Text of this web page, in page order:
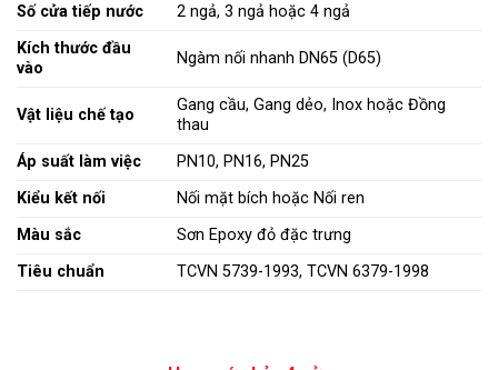
Số cửa tiếp nước
2 ngả, 3 ngả hoặc 4 ngả
Kích thước đầu
vào
Ngàm nối nhanh DN65 (D65)
Vật liệu chế tạo
Gang cầu, Gang dẻo, Inox hoặc Đồng
thau
Áp suất làm việc
PN10, PN16, PN25
Kiểu kết nối
Nối mặt bích hoặc Nối ren
Màu sắc
Sơn Epoxy đỏ đặc trưng
Tiêu chuẩn
TCVN 5739-1993, TCVN 6379-1998